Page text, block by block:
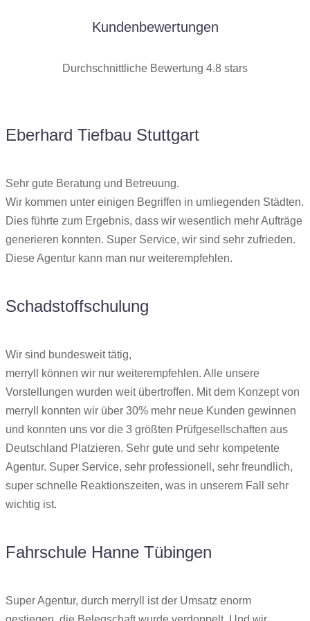
Kundenbewertungen
Durchschnittliche Bewertung 4.8 stars
Eberhard Tiefbau Stuttgart
Sehr gute Beratung und Betreuung.
Wir kommen unter einigen Begriffen in umliegenden Städten.
Dies führte zum Ergebnis, dass wir wesentlich mehr Aufträge
generieren konnten. Super Service, wir sind sehr zufrieden.
Diese Agentur kann man nur weiterempfehlen.
Schadstoffschulung
Wir sind bundesweit tätig,
merryll können wir nur weiterempfehlen. Alle unsere
Vorstellungen wurden weit übertroffen. Mit dem Konzept von
merryll konnten wir über 30% mehr neue Kunden gewinnen
und konnten uns vor die 3 größten Prüfgesellschaften aus
Deutschland Platzieren. Sehr gute und sehr kompetente
Agentur. Super Service, sehr professionell, sehr freundlich,
super schnelle Reaktionszeiten, was in unserem Fall sehr
wichtig ist.
Fahrschule Hanne Tübingen
Super Agentur, durch merryll ist der Umsatz enorm